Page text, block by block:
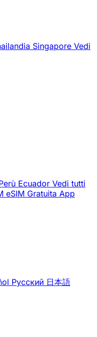
Singapore Vedi
Ecuador Vedi tutti
eSIM Gratuita App
Русский 日本語